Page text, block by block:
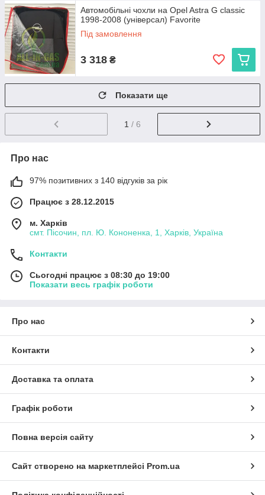
Автомобільні чохли на Opel Astra G classic
1998-2008 (універсал) Favorite
Під замовлення
3 318 ₴
Показати ще
1 / 6
Про нас
97% позитивних з 140 відгуків за рік
Працює з 28.12.2015
м. Харків
смт. Пісочин, пл. Ю. Кононенка, 1, Харків, Україна
Контакти
Сьогодні працює з 08:30 до 19:00
Показати весь графік роботи
Про нас
Контакти
Доставка та оплата
Графік роботи
Повна версія сайту
Сайт створено на маркетплейсі Prom.ua